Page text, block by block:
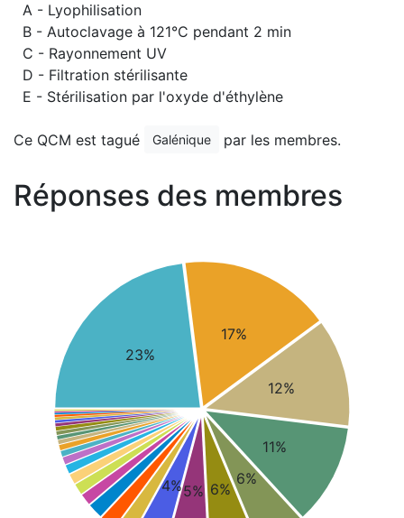
A - Lyophilisation
B - Autoclavage à 121°C pendant 2 min
C - Rayonnement UV
D - Filtration stérilisante
E - Stérilisation par l'oxyde d'éthylène
Ce QCM est tagué Galénique par les membres.
Réponses des membres
23%
17%
12%
11%
6%
6%
5%
4%